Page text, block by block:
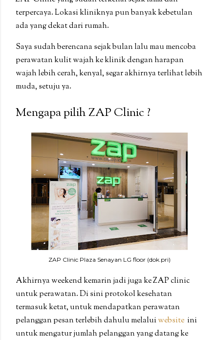
terpercaya. Lokasi kliniknya pun banyak kebetulan
ada yang dekat dari rumah.
Saya sudah berencana sejak bulan lalu mau mencoba
perawatan kulit wajah ke klinik dengan harapan
wajah lebih cerah, kenyal, segar akhirnya terlihat lebih
muda, setuju ya.
Mengapa pilih ZAP Clinic ?
ZAP Clinic Plaza Senayan LG floor (dok.pri)
Akhirnya weekend kemarin jadi juga ke ZAP clinic
untuk perawatan. Di sini protokol kesehatan
termasuk ketat, untuk mendapatkan perawatan
pelanggan pesan terlebih dahulu melaluiwebsite ini
untuk mengatur jumlah pelanggan yang datang ke